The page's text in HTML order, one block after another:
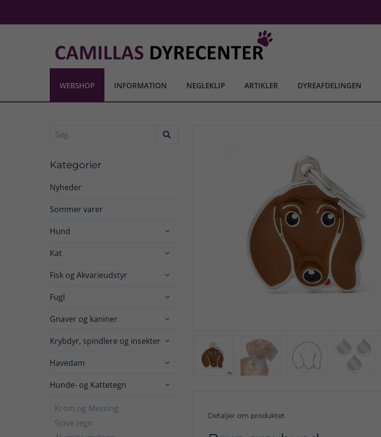
WEBSHOP INFORMATION NEGLEKLIP ARTIKLER DYREAFDELINGEN
Kategorier
Nyheder
Sommer varer
Hund 
Kat 
Fisk og Akvarieudstyr 
Fugl 
Gnaver og kaniner 
Krybdyr, spindlere og insekter 
Havedam 
Hunde- og Kattetegn 
Krom og Messing
Sjove tegn
Detaljer om produktet